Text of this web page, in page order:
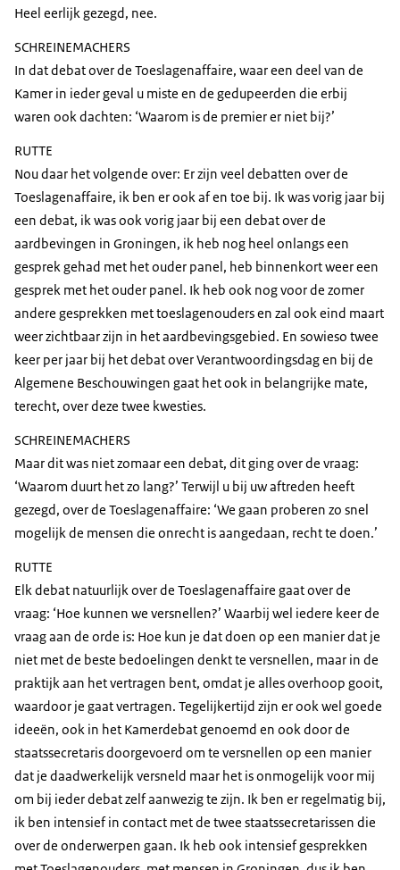
Heel eerlijk gezegd, nee.
SCHREINEMACHERS
In dat debat over de Toeslagenaffaire, waar een deel van de
Kamer in ieder geval u miste en de gedupeerden die erbij
waren ook dachten: ‘Waarom is de premier er niet bij?’
RUTTE
Nou daar het volgende over: Er zijn veel debatten over de
Toeslagenaffaire, ik ben er ook af en toe bij. Ik was vorig jaar bij
een debat, ik was ook vorig jaar bij een debat over de
aardbevingen in Groningen, ik heb nog heel onlangs een
gesprek gehad met het ouder panel, heb binnenkort weer een
gesprek met het ouder panel. Ik heb ook nog voor de zomer
andere gesprekken met toeslagenouders en zal ook eind maart
weer zichtbaar zijn in het aardbevingsgebied. En sowieso twee
keer per jaar bij het debat over Verantwoordingsdag en bij de
Algemene Beschouwingen gaat het ook in belangrijke mate,
terecht, over deze twee kwesties.
SCHREINEMACHERS
Maar dit was niet zomaar een debat, dit ging over de vraag:
‘Waarom duurt het zo lang?’ Terwijl u bij uw aftreden heeft
gezegd, over de Toeslagenaffaire: ‘We gaan proberen zo snel
mogelijk de mensen die onrecht is aangedaan, recht te doen.’
RUTTE
Elk debat natuurlijk over de Toeslagenaffaire gaat over de
vraag: ‘Hoe kunnen we versnellen?’ Waarbij wel iedere keer de
vraag aan de orde is: Hoe kun je dat doen op een manier dat je
niet met de beste bedoelingen denkt te versnellen, maar in de
praktijk aan het vertragen bent, omdat je alles overhoop gooit,
waardoor je gaat vertragen. Tegelijkertijd zijn er ook wel goede
ideeën, ook in het Kamerdebat genoemd en ook door de
staatssecretaris doorgevoerd om te versnellen op een manier
dat je daadwerkelijk versneld maar het is onmogelijk voor mij
om bij ieder debat zelf aanwezig te zijn. Ik ben er regelmatig bij,
ik ben intensief in contact met de twee staatssecretarissen die
over de onderwerpen gaan. Ik heb ook intensief gesprekken